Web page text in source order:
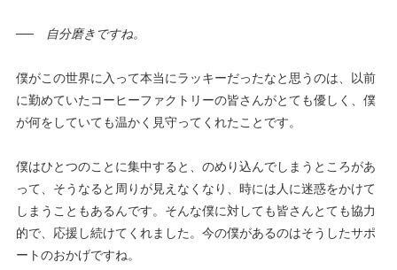
── 自分磨きですね。
僕がこの世界に入って本当にラッキーだったなと思うのは、以前
に勤めていたコーヒーファクトリーの皆さんがとても優しく、僕
が何をしていても温かく見守ってくれたことです。
僕はひとつのことに集中すると、のめり込んでしまうところがあ
って、そうなると周りが見えなくなり、時には人に迷惑をかけて
しまうこともあるんです。そんな僕に対しても皆さんとても協力
的で、応援し続けてくれました。今の僕があるのはそうしたサポ
ートのおかげですね。